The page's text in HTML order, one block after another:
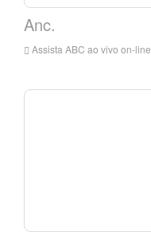
Anc.
Assista ABC ao vivo on-line, ANC HD Live Streaming, ABC Watch Live TV de Filipinas